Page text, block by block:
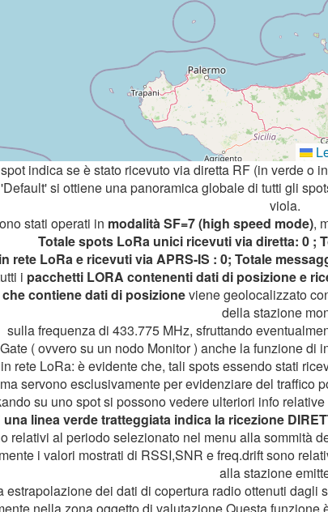
indica se è stato ricevuto via diretta RF (in verde o
si ottiene una panoramica globale di tutti gli
viola.
stati operati in modalità SF=7 (high speed mode),
Totale spots LoRa unici ricevuti via diretta: 0 ;
rete LoRa e ricevuti via APRS-IS : 0; Totale
i pacchetti LORA contenenti dati di posizione e
contiene dati di posizioneviene geolocalizzato
della stazione
sulla frequenza di 433.775 MHz, sfruttando
( ovvero su un nodo Monitor ) anche la funzione
rete LoRa: è evidente che, tali spots essendo stati
servono esclusivamente per evidenziare del
su uno spot si possono vedere ulteriori info
una linea verde tratteggiata indica la ricezione
relativi al periodo selezionato nel menu alla sommità
i valori mostrati di RSSI,SNR e freq.drift sono
alla stazione
dei dati di copertura radio ottenuti